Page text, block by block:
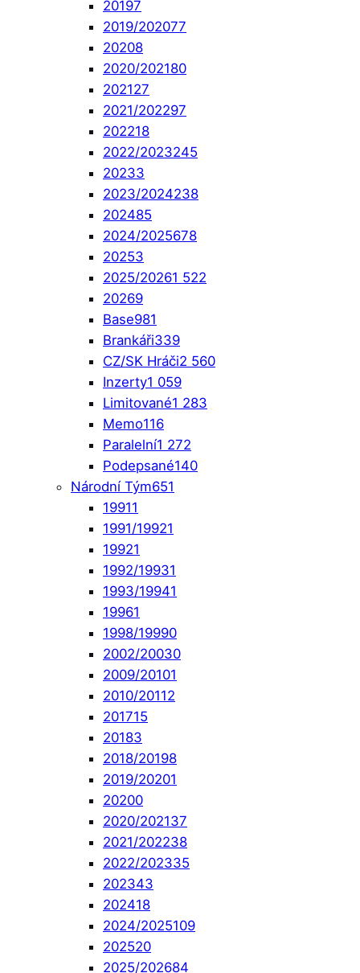
20197
2019/202077
20208
2020/202180
202127
2021/202297
202218
2022/2023245
20233
2023/2024238
202485
2024/2025678
20253
2025/20261 522
20269
Base981
Brankáři339
CZ/SK Hráči2 560
Inzerty1 059
Limitované1 283
Memo116
Paralelní1 272
Podepsané140
Národní Tým651
19911
1991/19921
19921
1992/19931
1993/19941
19961
1998/19990
2002/20030
2009/20101
2010/20112
201715
20183
2018/20198
2019/20201
20200
2020/202137
2021/202238
2022/202335
202343
202418
2024/2025109
202520
2025/202684